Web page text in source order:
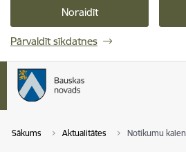
Noraidīt
Pārvaldīt sīkdatnes
Sākums Aktualitātes Notikumu